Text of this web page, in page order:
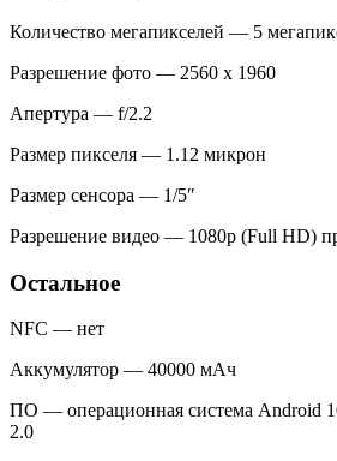
Количество мегапикселей — 5
Разрешение фото — 2560 x 1960
Апертура — f/2.2
Размер пикселя — 1.12 микрон
Размер сенсора — 1/5″
Разрешение видео — 1080p (Full HD)
Остальное
NFC — нет
Аккумулятор — 40000 мАч
ПО — операционная система Android
2.0